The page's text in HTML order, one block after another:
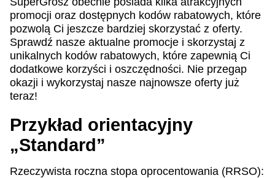
promocji oraz dostępnych kodów rabatowych, które
pozwolą Ci jeszcze bardziej skorzystać z oferty.
Sprawdź nasze aktualne promocje i skorzystaj z
unikalnych kodów rabatowych, które zapewnią Ci
dodatkowe korzyści i oszczędności. Nie przegap
okazji i wykorzystaj nasze najnowsze oferty już
teraz!
Przykład orientacyjny
„Standard”
Rzeczywista roczna stopa oprocentowania (RRSO):